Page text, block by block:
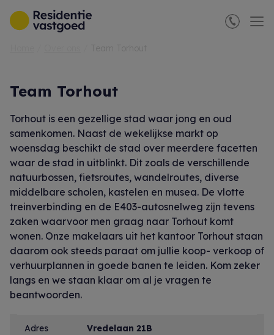
Menu overslaan en naar de inhoud gaan
Team Torhout
Torhout is een gezellige stad waar jong en oud
samenkomen. Naast de wekelijkse markt op
woensdag beschikt de stad over meerdere facetten
waar de stad in uitblinkt. Dit zoals de verschillende
natuurbossen, fietsroutes, wandelroutes, diverse
middelbare scholen, kastelen en musea. De vlotte
treinverbinding en de E403-autosnelweg zijn tevens
zaken waarvoor men graag naar Torhout komt
wonen. Onze makelaars uit het kantoor Torhout staan
daarom ook steeds paraat om jullie koop- verkoop of
verhuurplannen in goede banen te leiden. Kom zeker
langs en we staan klaar om al je vragen te
beantwoorden.
Adres
Vredelaan 21B